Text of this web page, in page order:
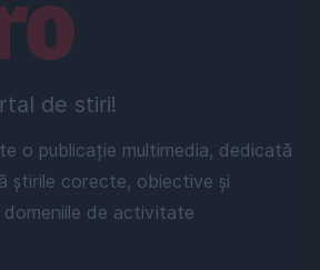
de stiri!
o publicație multimedia, dedicată
știrile corecte, obiective și
de activitate